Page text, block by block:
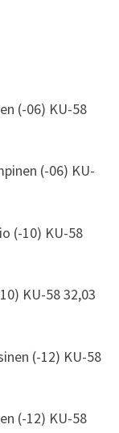
(-06) KU-58
(-06) KU-
(-10) KU-58
KU-58 32,03
(-12) KU-58
(-12) KU-58